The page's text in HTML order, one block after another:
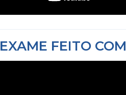
EXAME FEITO COM